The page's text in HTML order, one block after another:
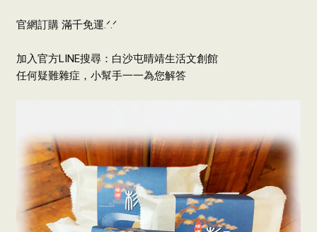
官網訂購 滿千免運.ᐟ.ᐟ
加入官方LINE搜尋：白沙屯晴靖生活文創館
任何疑難雜症，小幫手一一為您解答